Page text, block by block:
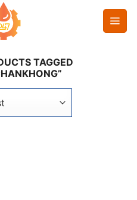
TAGGED